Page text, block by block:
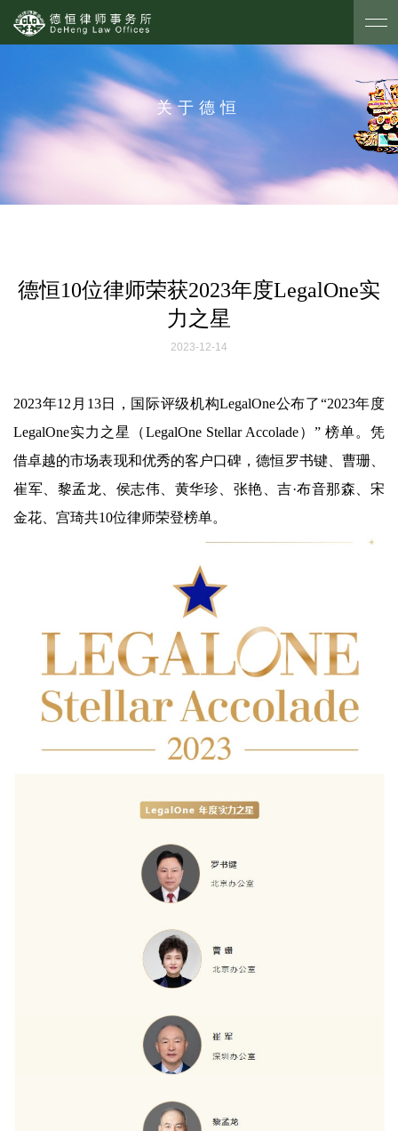
关于德恒
德恒10位律师荣获2023年度LegalOne实
力之星
2023-12-14
2023年12月13日，国际评级机构LegalOne公布了“2023年度
LegalOne实力之星（LegalOne Stellar Accolade）” 榜单。凭
借卓越的市场表现和优秀的客户口碑，德恒罗书键、曹珊、
崔军、黎孟龙、侯志伟、黄华珍、张艳、吉·布音那森、宋
金花、宫琦共10位律师荣登榜单。